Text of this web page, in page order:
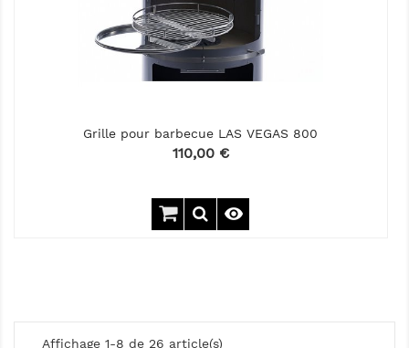
Grille pour barbecue LAS VEGAS 800
Prix
110,00 €

Affichage 1-8 de 26 article(s)